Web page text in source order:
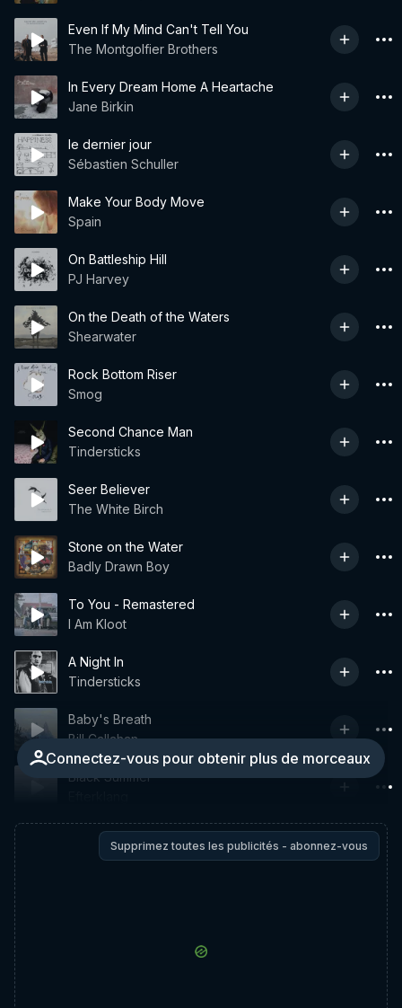
Even If My Mind Can't Tell You
The Montgolfier Brothers
In Every Dream Home A Heartache
Jane Birkin
le dernier jour
Sébastien Schuller
Make Your Body Move
Spain
On Battleship Hill
PJ Harvey
On the Death of the Waters
Shearwater
Rock Bottom Riser
Smog
Second Chance Man
Tindersticks
Seer Believer
The White Birch
Stone on the Water
Badly Drawn Boy
To You - Remastered
I Am Kloot
A Night In
Tindersticks
Connectez-vous pour obtenir plus de morceaux
Baby's Breath
Bill Callahan
Black Summer
Supprimez toutes les publicités - abonnez-vous